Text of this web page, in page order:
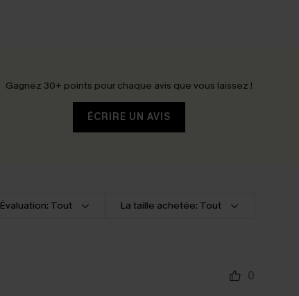
Gagnez 30+ points pour chaque avis que vous laissez !
ÉCRIRE UN AVIS
Évaluation: Tout La taille achetée: Tout
0